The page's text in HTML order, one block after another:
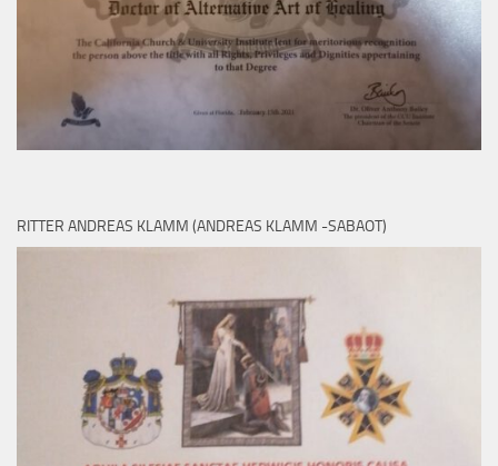
RITTER ANDREAS KLAMM (ANDREAS KLAMM -SABAOT)